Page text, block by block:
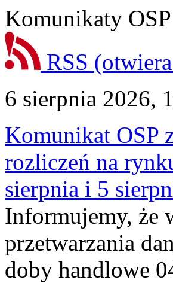
Komunikaty OSP
RSS
6 sierpnia 2026,
Komunikat OSP
rozliczeń na
sierpnia i 5
Informujemy, że
przetwarzania
doby handlowe